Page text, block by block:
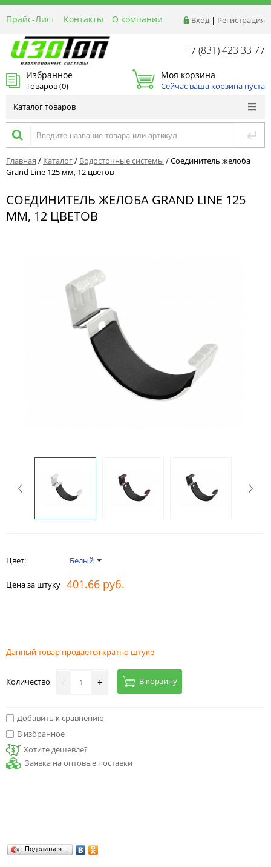
Вход | Регистрация
Прайс-Лист Контакты
О компании
Реквизиты
Доставка
Акции и Распродажи
Оптовым покупателям
+7 (831) 423 33 77
Избранное
Товаров (0)
Моя корзина
Сейчас ваша корзина пуста
Каталог товаров
Главная / Каталог/ Водосточные системы /Соединитель желоба
Grand Line 125 мм, 12 цветов
СОЕДИНИТЕЛЬ ЖЕЛОБА GRAND LINE 125
ММ, 12 ЦВЕТОВ
Цвет: Белый
Цена за штуку 401.66 руб.
Данный товар продается кратно штуке
Количество - + В корзину
Добавить к сравнению
В избранное
Хотите дешевле?
Заявка на оптовые поставки
Поделиться…